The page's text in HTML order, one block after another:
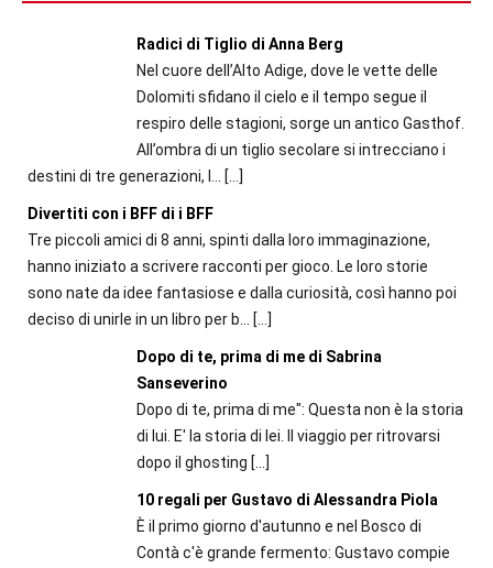
Radici di Tiglio di Anna Berg
Nel cuore dell’Alto Adige, dove le vette delle
Dolomiti sfidano il cielo e il tempo segue il
respiro delle stagioni, sorge un antico Gasthof.
All’ombra di un tiglio secolare si intrecciano i
destini di tre generazioni, l...
[…]
Divertiti con i BFF di i BFF
Tre piccoli amici di 8 anni, spinti dalla loro immaginazione,
hanno iniziato a scrivere racconti per gioco. Le loro storie
sono nate da idee fantasiose e dalla curiosità, così hanno poi
deciso di unirle in un libro per b...
[…]
Dopo di te, prima di me di Sabrina
Sanseverino
Dopo di te, prima di me": Questa non è la storia
di lui. E' la storia di lei. Il viaggio per ritrovarsi
dopo il ghosting […]
10 regali per Gustavo di Alessandra Piola
È il primo giorno d'autunno e nel Bosco di
Contà c'è grande fermento: Gustavo compie